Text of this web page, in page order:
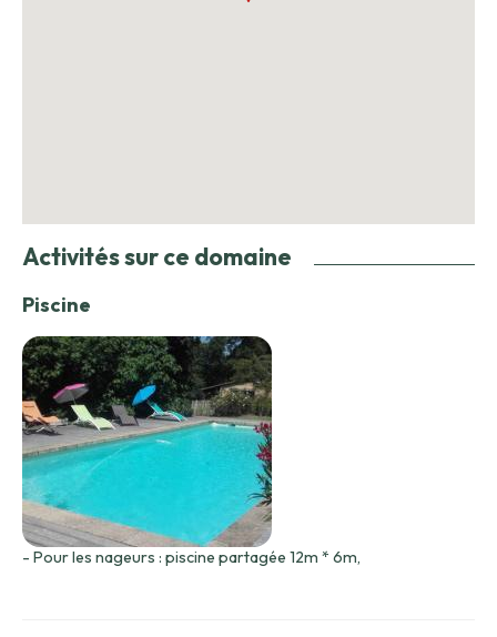
Activités sur ce domaine
Piscine
- Pour les nageurs : piscine partagée 12m * 6m,